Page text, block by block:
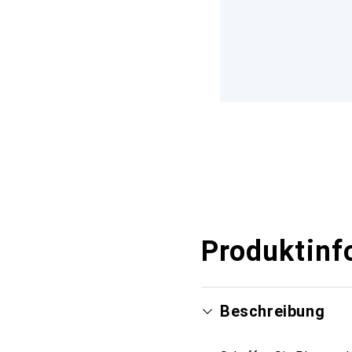
Beschreibung